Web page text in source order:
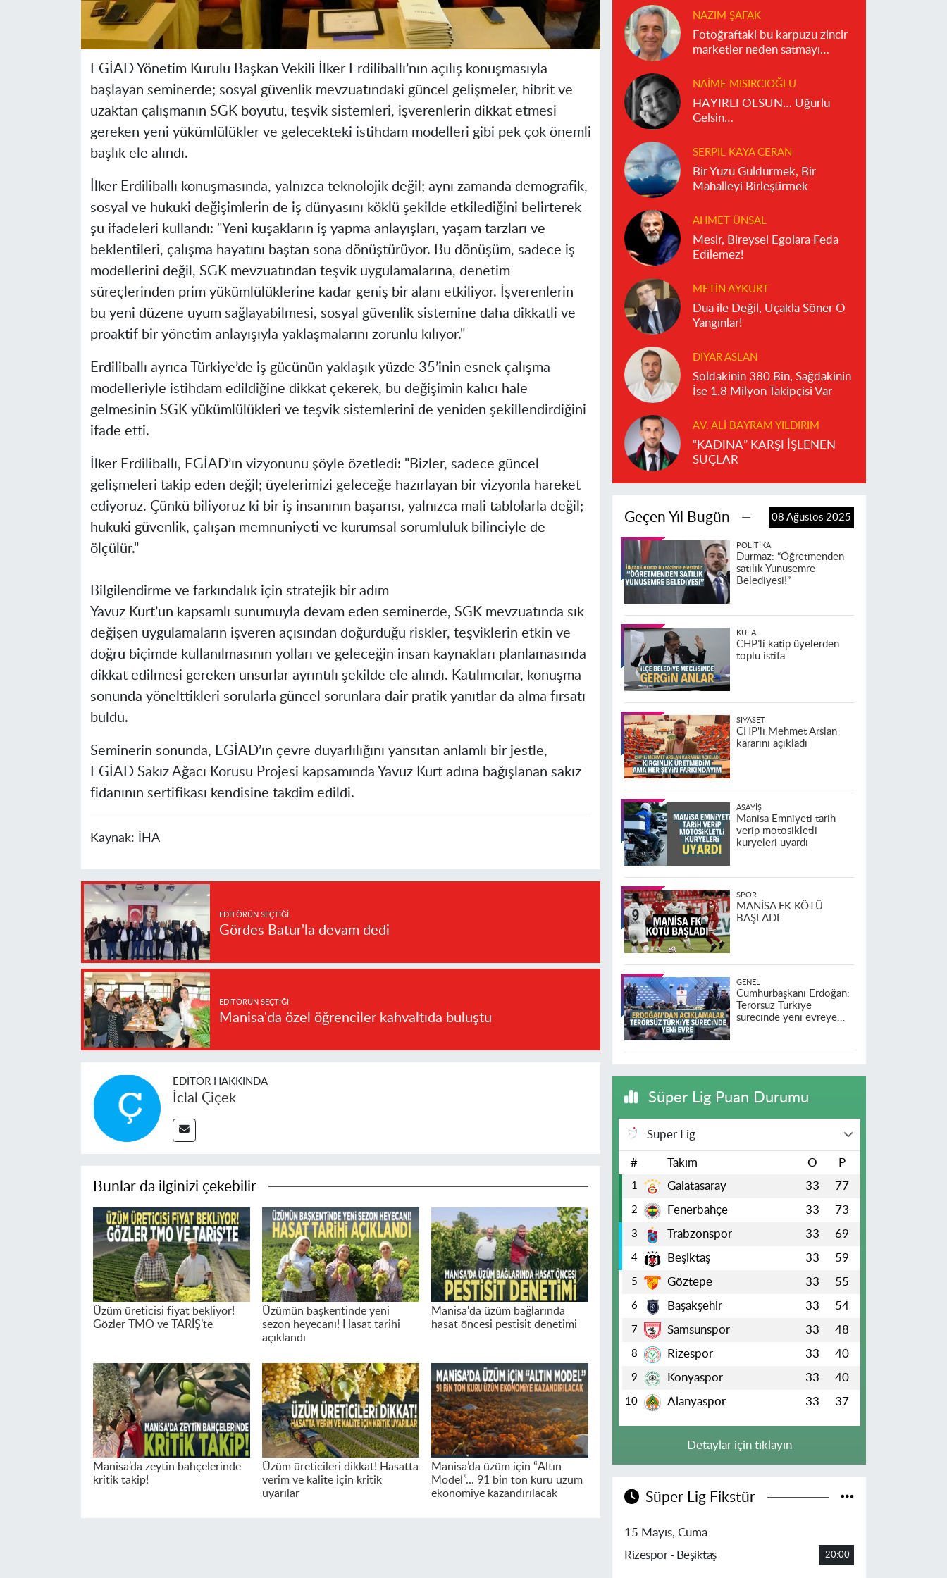
EGİAD Yönetim Kurulu Başkan Vekili İlker Erdiliballı’nın açılış konuşmasıyla
başlayan seminerde; sosyal güvenlik mevzuatındaki güncel gelişmeler, hibrit ve
uzaktan çalışmanın SGK boyutu, teşvik sistemleri, işverenlerin dikkat etmesi
gereken yeni yükümlülükler ve gelecekteki istihdam modelleri gibi pek çok önemli
başlık ele alındı.
İlker Erdiliballı konuşmasında, yalnızca teknolojik değil; aynı zamanda demografik,
sosyal ve hukuki değişimlerin de iş dünyasını köklü şekilde etkilediğini belirterek
şu ifadeleri kullandı: "Yeni kuşakların iş yapma anlayışları, yaşam tarzları ve
beklentileri, çalışma hayatını baştan sona dönüştürüyor. Bu dönüşüm, sadece iş
modellerini değil, SGK mevzuatından teşvik uygulamalarına, denetim
süreçlerinden prim yükümlülüklerine kadar geniş bir alanı etkiliyor. İşverenlerin
bu yeni düzene uyum sağlayabilmesi, sosyal güvenlik sistemine daha dikkatli ve
proaktif bir yönetim anlayışıyla yaklaşmalarını zorunlu kılıyor."
Erdiliballı ayrıca Türkiye’de iş gücünün yaklaşık yüzde 35’inin esnek çalışma
modelleriyle istihdam edildiğine dikkat çekerek, bu değişimin kalıcı hale
gelmesinin SGK yükümlülükleri ve teşvik sistemlerini de yeniden şekillendirdiğini
ifade etti.
İlker Erdiliballı, EGİAD’ın vizyonunu şöyle özetledi: "Bizler, sadece güncel
gelişmeleri takip eden değil; üyelerimizi geleceğe hazırlayan bir vizyonla hareket
ediyoruz. Çünkü biliyoruz ki bir iş insanının başarısı, yalnızca mali tablolarla değil;
hukuki güvenlik, çalışan memnuniyeti ve kurumsal sorumluluk bilinciyle de
ölçülür."
Bilgilendirme ve farkındalık için stratejik bir adım
Yavuz Kurt’un kapsamlı sunumuyla devam eden seminerde, SGK mevzuatında sık
değişen uygulamaların işveren açısından doğurduğu riskler, teşviklerin etkin ve
doğru biçimde kullanılmasının yolları ve geleceğin insan kaynakları planlamasında
dikkat edilmesi gereken unsurlar ayrıntılı şekilde ele alındı. Katılımcılar, konuşma
sonunda yönelttikleri sorularla güncel sorunlara dair pratik yanıtlar da alma fırsatı
buldu.
Seminerin sonunda, EGİAD’ın çevre duyarlılığını yansıtan anlamlı bir jestle,
EGİAD Sakız Ağacı Korusu Projesi kapsamında Yavuz Kurt adına bağışlanan sakız
fidanının sertifikası kendisine takdim edildi.
Kaynak: İHA
EDITÖRÜN SEÇTIĞI
Gördes Batur'la devam dedi
EDITÖRÜN SEÇTIĞI
Manisa'da özel öğrenciler kahvaltıda buluştu
EDITÖR HAKKINDA
İclal Çiçek
Bunlar da ilginizi çekebilir
Üzüm üreticisi fiyat bekliyor!
Gözler TMO ve TARİŞ’te
Üzümün başkentinde yeni
sezon heyecanı! Hasat tarihi
açıklandı
Manisa'da üzüm bağlarında
hasat öncesi pestisit denetimi
Manisa’da zeytin bahçelerinde
kritik takip!
Üzüm üreticileri dikkat! Hasatta
verim ve kalite için kritik
uyarılar
Manisa’da üzüm için “Altın
Model”... 91 bin ton kuru üzüm
ekonomiye kazandırılacak
NAZIM ŞAFAK
Fotoğraftaki bu karpuzu zincir
marketler neden satmayı
NAIME MISIRCIOĞLU
HAYIRLI OLSUN… Uğurlu
Gelsin…
SERPIL KAYA CERAN
Bir Yüzü Güldürmek, Bir
Mahalleyi Birleştirmek
AHMET ÜNSAL
Mesir, Bireysel Egolara Feda
Edilemez!
METIN AYKURT
Dua ile Değil, Uçakla Söner O
Yangınlar!
DIYAR ASLAN
Soldakinin 380 Bin, Sağdakinin
İse 1.8 Milyon Takipçisi Var
AV. ALI BAYRAM YILDIRIM
“KADINA” KARŞI İŞLENEN
SUÇLAR
Geçen Yıl Bugün 08 Ağustos 2025
POLITIKA
Durmaz: “Öğretmenden
satılık Yunusemre
Belediyesi!”
KULA
CHP’li katip üyelerden
toplu istifa
SIYASET
CHP'li Mehmet Arslan
kararını açıkladı
ASAYIŞ
Manisa Emniyeti tarih
verip motosikletli
kuryeleri uyardı
SPOR
MANİSA FK KÖTÜ
BAŞLADI
GENEL
Cumhurbaşkanı Erdoğan:
Terörsüz Türkiye
sürecinde yeni evreye
Süper Lig Puan Durumu
Süper Lig
# Takım O P
1 Galatasaray 33 77
2 Fenerbahçe 33 73
3 Trabzonspor 33 69
4 Beşiktaş 33 59
5 Göztepe 33 55
6 Başakşehir 33 54
7 Samsunspor 33 48
8 Rizespor 33 40
9 Konyaspor 33 40
10 Alanyaspor 33 37
Detaylar için tıklayın
Süper Lig Fikstür
15 Mayıs, Cuma
Rizespor - Beşiktaş
20:00